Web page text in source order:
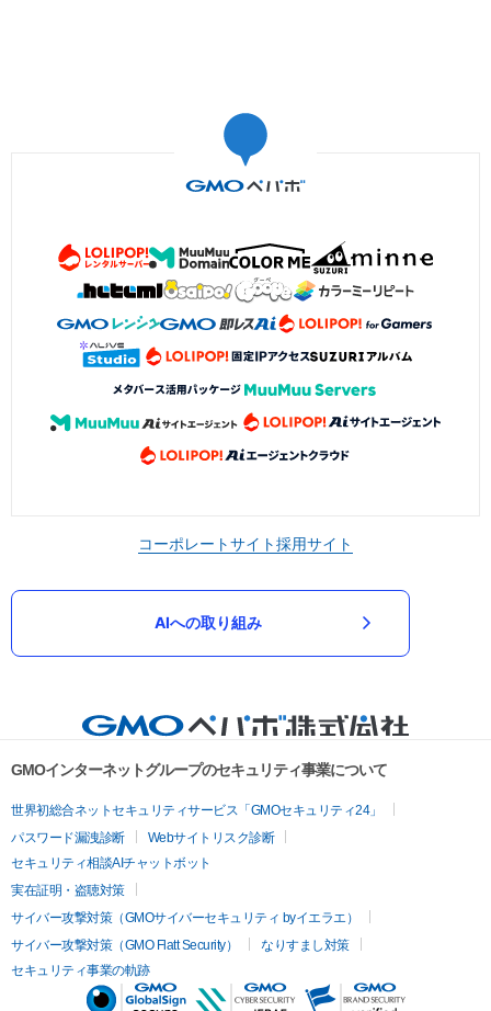
コーポレートサイト採用サイト
AIへの取り組み
GMOインターネットグループのセキュリティ事業について
世界初総合ネットセキュリティサービス「GMOセキュリティ24」
パスワード漏洩診断
Webサイトリスク診断
セキュリティ相談AIチャットボット
実在証明・盗聴対策
サイバー攻撃対策（GMOサイバーセキュリティ byイエラエ）
サイバー攻撃対策（GMO Flatt Security）
なりすまし対策
セキュリティ事業の軌跡